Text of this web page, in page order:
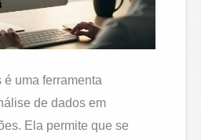
uma ferramenta
de dados em
Ela permite que se